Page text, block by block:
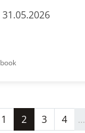
1 2 3 4 ...